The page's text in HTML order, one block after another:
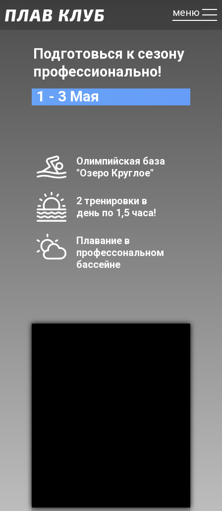
меню
Подготовься к сезону
профессионально!
1 - 3 Мая
2 тренировки в
день по 1,5 часа!
Олимпийская база
"Озеро Круглое"
Плавание в
профессональном
бассейне